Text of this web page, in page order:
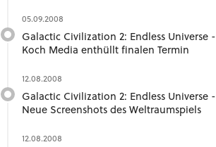
05.09.2008
Galactic Civilization 2: Endless Universe -
Koch Media enthüllt finalen Termin
12.08.2008
Galactic Civilization 2: Endless Universe -
Neue Screenshots des Weltraumspiels
12.08.2008